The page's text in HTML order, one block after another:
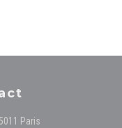
Paris((ouvre une